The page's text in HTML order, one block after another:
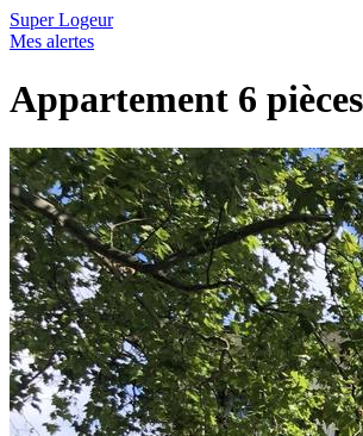
Super Logeur
Mes alertes
Appartement 6